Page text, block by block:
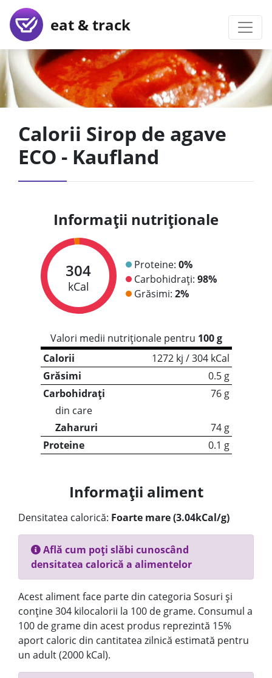
eat & track
Calorii Sirop de agave
ECO - Kaufland
Informații nutriționale
304
kCal
Proteine: 0%
Carbohidrați: 98%
Grăsimi: 2%
Valori medii nutriționale pentru 100 g
Calorii
1272 kj / 304 kCal
Grăsimi
0.5 g
Carbohidrați
76 g
din care
Zaharuri
74 g
Proteine
0.1 g
Informații aliment
Densitatea calorică: Foarte mare (3.04kCal/g)
Află cum poți slăbi cunoscând
densitatea calorică a alimentelor
Acest aliment face parte din categoria Sosuri și
conține 304 kilocalorii la 100 de grame. Consumul a
100 de grame din acest produs reprezintă 15%
aport caloric din cantitatea zilnică estimată pentru
un adult (2000 kCal).